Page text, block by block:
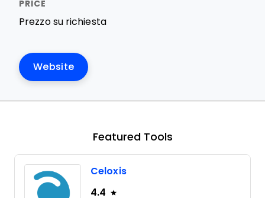
Prezzo su richiesta
Website
Featured Tools
Celoxis
4.4